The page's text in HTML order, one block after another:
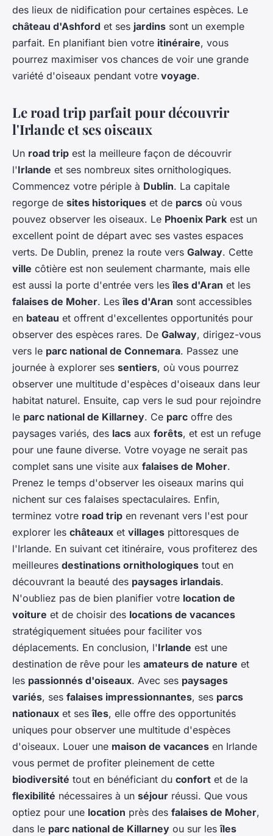
des lieux de nidification pour certaines espèces. Le
château d'Ashford et ses jardins sont un exemple
parfait. En planifiant bien votre itinéraire, vous
pourrez maximiser vos chances de voir une grande
variété d'oiseaux pendant votre voyage.
Le road trip parfait pour découvrir
l'Irlande et ses oiseaux
Un road trip est la meilleure façon de découvrir
l'Irlande et ses nombreux sites ornithologiques.
Commencez votre périple à Dublin. La capitale
regorge de sites historiques et de parcs où vous
pouvez observer les oiseaux. Le Phoenix Park est un
excellent point de départ avec ses vastes espaces
verts. De Dublin, prenez la route vers Galway. Cette
ville côtière est non seulement charmante, mais elle
est aussi la porte d'entrée vers lesîles d'Aran et les
falaises de Moher. Lesîles d'Aran sont accessibles
en bateau et offrent d'excellentes opportunités pour
observer des espèces rares. De Galway, dirigez-vous
vers le parc national de Connemara. Passez une
journée à explorer ses sentiers, où vous pourrez
observer une multitude d'espèces d'oiseaux dans leur
habitat naturel. Ensuite, cap vers le sud pour rejoindre
le parc national de Killarney. Ce parc offre des
paysages variés, des lacs aux forêts, et est un refuge
pour une faune diverse. Votre voyage ne serait pas
complet sans une visite aux falaises de Moher.
Prenez le temps d'observer les oiseaux marins qui
nichent sur ces falaises spectaculaires. Enfin,
terminez votre road trip en revenant vers l'est pour
explorer les châteaux et villages pittoresques de
l'Irlande. En suivant cet itinéraire, vous profiterez des
meilleures destinations ornithologiques tout en
découvrant la beauté des paysages irlandais.
N'oubliez pas de bien planifier votre location de
voiture et de choisir des locations de vacances
stratégiquement situées pour faciliter vos
déplacements. En conclusion, l'Irlande est une
destination de rêve pour les amateurs de nature et
les passionnés d'oiseaux. Avec ses paysages
variés, ses falaises impressionnantes, ses parcs
nationaux et sesîles, elle offre des opportunités
uniques pour observer une multitude d'espèces
d'oiseaux. Louer une maison de vacances en Irlande
vous permet de profiter pleinement de cette
biodiversité tout en bénéficiant du confort et de la
flexibilité nécessaires à un séjour réussi. Que vous
optiez pour une location près des falaises de Moher,
dans le parc national de Killarney ou sur lesîles